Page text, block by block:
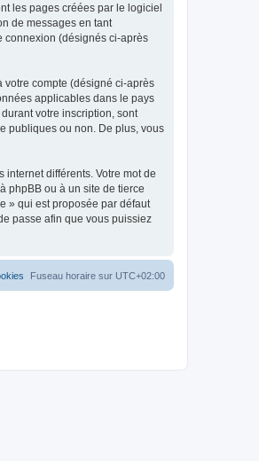
les pages créées par le logiciel
de messages en tant
connexion (désignés ci-après
votre compte (désigné ci-après
applicables dans le pays
votre inscription, sont
publiques ou non. De plus, vous
différents. Votre mot de
phpBB ou à un site de tierce
» qui est proposée par défaut
passe afin que vous puissiez
Fuseau horaire sur UTC+02:00